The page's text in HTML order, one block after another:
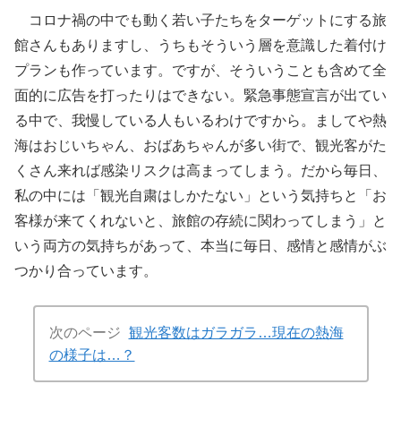
コロナ禍の中でも動く若い子たちをターゲットにする旅
館さんもありますし、うちもそういう層を意識した着付け
プランも作っています。ですが、そういうことも含めて全
面的に広告を打ったりはできない。緊急事態宣言が出てい
る中で、我慢している人もいるわけですから。ましてや熱
海はおじいちゃん、おばあちゃんが多い街で、観光客がた
くさん来れば感染リスクは高まってしまう。だから毎日、
私の中には「観光自粛はしかたない」という気持ちと「お
客様が来てくれないと、旅館の存続に関わってしまう」と
いう両方の気持ちがあって、本当に毎日、感情と感情がぶ
つかり合っています。
次のページ 観光客数はガラガラ…現在の熱海
の様子は…？